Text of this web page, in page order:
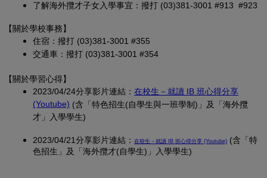
了解海外攬才子女入學事宜：撥打 (03)381-3001 #913 #923
【關於學校事務】
住宿：撥打 (03)381-3001 #355
交通車：撥打 (03)381-3001 #354
【關於學習心得】
2023/04/24分享影片連結： 在校生－就讀 IB 班心得分享
(Youtube) (另開新視窗)
(含「特色招生(自學生與一班學制)」及「海外攬
才」入學學生)
2023/04/21分享影片連結： 在校生－就讀 IB 班心得分享 (Youtube) (另開新視窗)
(含「特
色招生」及「海外攬才(自學生)」入學學生)